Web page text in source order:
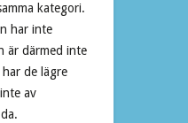
kategori.
har inte
är därmed inte
har de lägre
av